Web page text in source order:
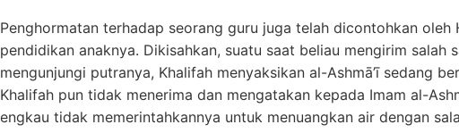
Penghormatan terhadap seorang guru juga telah dicontohkan
pendidikan anaknya. Dikisahkan, suatu saat beliau mengirim
mengunjungi putranya, Khalifah menyaksikan al-Ashmā’ī sedang
Khalifah pun tidak menerima dan mengatakan kepada Imam al-
engkau tidak memerintahkannya untuk menuangkan air dengan